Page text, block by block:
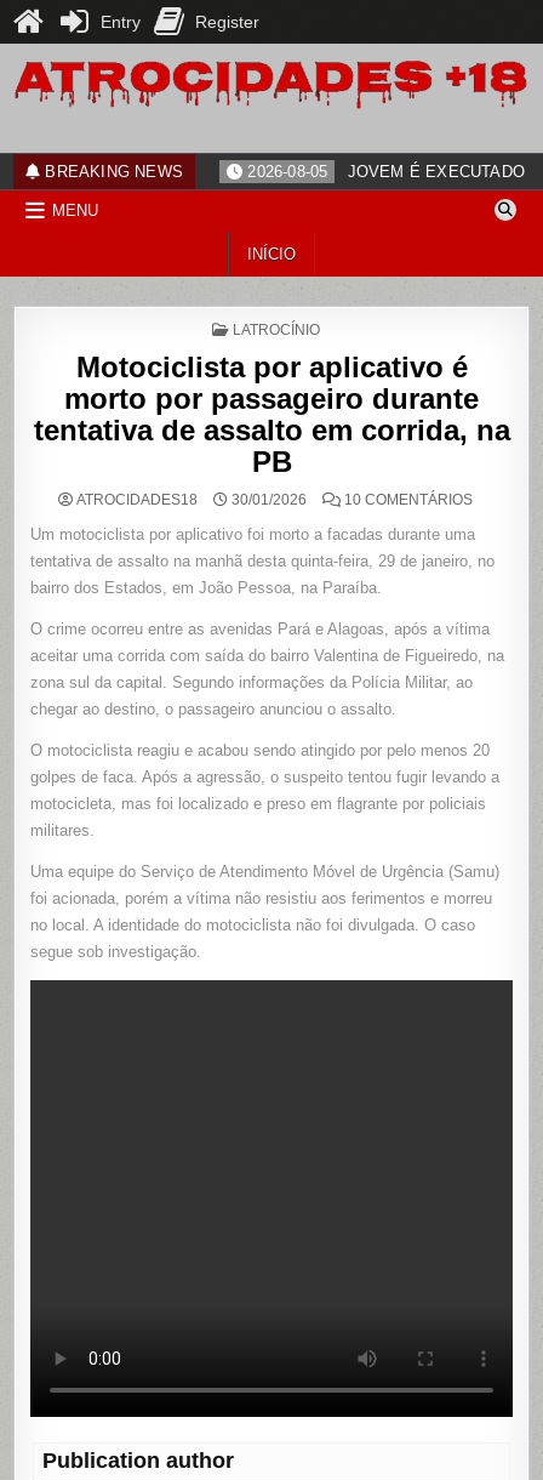
content
BREAKING NEWS 2026-08-05 JOVEM É EXECUTADO
MENU
INÍCIO
POSTED
LATROCÍNIO
Motociclista por aplicativo é
morto por passageiro durante
tentativa de assalto em corrida, na
PB
ATROCIDADES18 30/01/2026 10 COMENTÁRIOSEM
POR
É
MORTO
ASSALTO
CORRIDA,
Um motociclista por aplicativo foi morto a facadas durante uma
tentativa de assalto na manhã desta quinta-feira, 29 de janeiro, no
bairro dos Estados, em João Pessoa, na Paraíba.
O crime ocorreu entre as avenidas Pará e Alagoas, após a vítima
aceitar uma corrida com saída do bairro Valentina de Figueiredo, na
zona sul da capital. Segundo informações da Polícia Militar, ao
chegar ao destino, o passageiro anunciou o assalto.
O motociclista reagiu e acabou sendo atingido por pelo menos 20
golpes de faca. Após a agressão, o suspeito tentou fugir levando a
motocicleta, mas foi localizado e preso em flagrante por policiais
militares.
Uma equipe do Serviço de Atendimento Móvel de Urgência (Samu)
foi acionada, porém a vítima não resistiu aos ferimentos e morreu
no local. A identidade do motociclista não foi divulgada. O caso
segue sob investigação.
Publication author
Entry Register